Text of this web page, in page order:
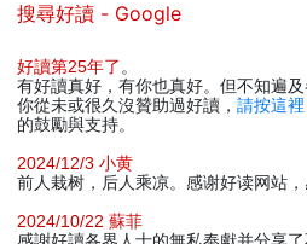
搜尋好讀 - Google
好讀第25年了 。
有好讀真好，有你也真好。但不知遍
你從未或很久沒贊助過好讀，請按這裡
的鼓勵與支持。
2024/12/3 小黄
前人栽树，后人乘凉。感谢好读网站，
2024/10/22 蘇菲